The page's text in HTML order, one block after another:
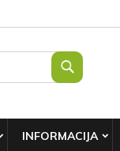
INFORMACIJA